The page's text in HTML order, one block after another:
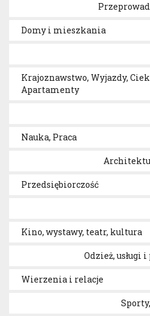
Domy i mieszkania
Krajoznawstwo, Wyjazdy,
Apartamenty
Nauka, Praca
Przedsiębiorczość
Kino, wystawy, teatr, kultura
Odzież, usługi
Wierzenia i relacje